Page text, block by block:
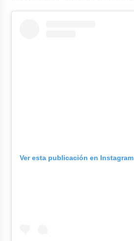
Ver esta publicación en Instagram